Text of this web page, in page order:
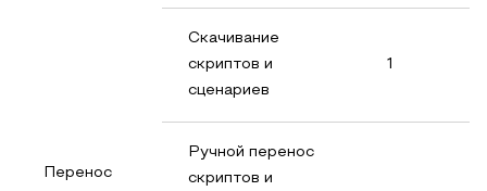
Перенос
Скачивание
скриптов и
сценариев
1
Ручной перенос
скриптов и